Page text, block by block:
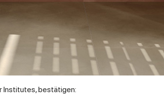
Institutes, bestätigen: